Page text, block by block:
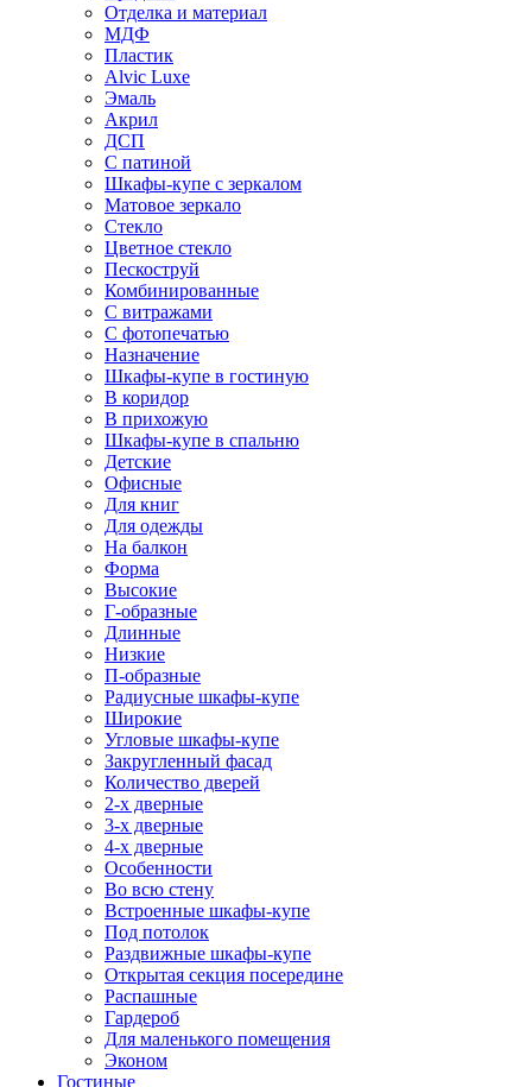
Отделка и материал
МДФ
Пластик
Alvic Luxe
Эмаль
Акрил
ДСП
С патиной
Шкафы-купе с зеркалом
Матовое зеркало
Стекло
Цветное стекло
Пескоструй
Комбинированные
С витражами
С фотопечатью
Назначение
Шкафы-купе в гостиную
В коридор
В прихожую
Шкафы-купе в спальню
Детские
Офисные
Для книг
Для одежды
На балкон
Форма
Высокие
Г-образные
Длинные
Низкие
П-образные
Радиусные шкафы-купе
Широкие
Угловые шкафы-купе
Закругленный фасад
Количество дверей
2-х дверные
3-х дверные
4-х дверные
Особенности
Во всю стену
Встроенные шкафы-купе
Под потолок
Раздвижные шкафы-купе
Открытая секция посередине
Распашные
Гардероб
Для маленького помещения
Эконом
Гостиные